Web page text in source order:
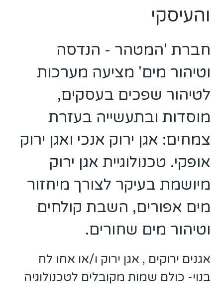
והעיסקי
חברת 'המטהר - הנדסה
וטיהור מים' מציעה מערכות
לטיהור שפכים בעסקים,
מוסדות ובתעשייה בעזרת
צמחים: אגן ירוק אנכי ואגן ירוק
אופקי. טכנולוגיית אגן ירוק
מיושמת בעיקר לצורך מיחזור
מים אפורים, השבת קולחים
וטיהור מים שחורים.
אגנים ירוקים , אגן ירוק ו/או אחו לח
בנוי- כולם שמות מקובלים לטכנולוגיה